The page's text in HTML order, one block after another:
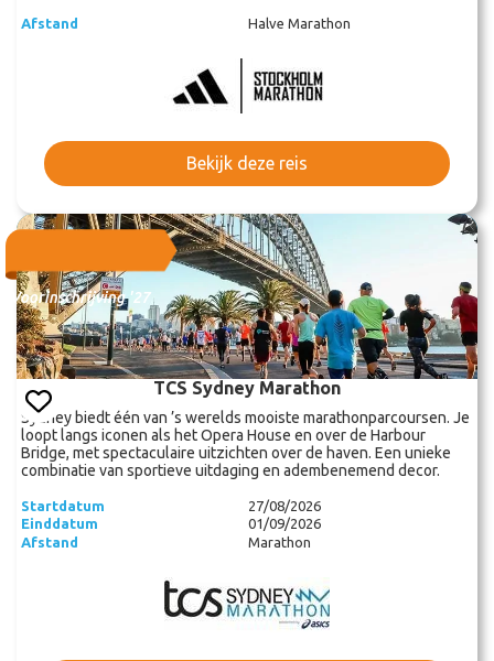
Afstand Halve Marathon
Bekijk deze reis
Voorinschrijving '27
TCS Sydney Marathon
Sydney biedt één van ’s werelds mooiste marathonparcoursen. Je
loopt langs iconen als het Opera House en over de Harbour
Bridge, met spectaculaire uitzichten over de haven. Een unieke
combinatie van sportieve uitdaging en adembenemend decor.
Startdatum
27/08/2026
Einddatum
01/09/2026
Afstand
Marathon